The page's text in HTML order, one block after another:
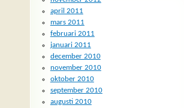
april 2011
mars 2011
februari 2011
januari 2011
december 2010
november 2010
oktober 2010
september 2010
augusti 2010